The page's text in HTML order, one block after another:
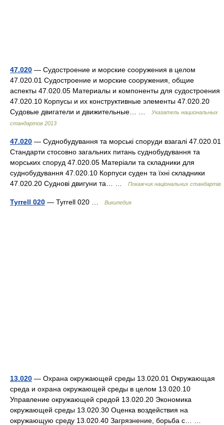
47.020 — Судостроение и морские сооружения в целом
47.020.01 Судостроение и морские сооружения, общие
аспекты 47.020.05 Материалы и компоненты для судостроения
47.020.10 Корпусы и их конструктивные элементы 47.020.20
Судовые двигатели и движительные… …
Указатель национальных
стандартов 2013
47.020 — Суднобудування та морські споруди взагалі 47.020.01
Стандарти стосовно загальних питань суднобудування та
морських споруд 47.020.05 Матеріали та складники для
суднобудування 47.020.10 Корпуси суден та їхні складники
47.020.20 Суднові двигуни та… …
Покажчик національних стандартів
Tyrrell 020 — Tyrrell 020 … Википедия
13.020 — Охрана окружающей среды 13.020.01 Окружающая
среда и охрана окружающей среды в целом 13.020.10
Управление окружающей средой 13.020.20 Экономика
окружающей среды 13.020.30 Оценка воздействия на
окружающую среду 13.020.40 Загрязнение, борьба с… …